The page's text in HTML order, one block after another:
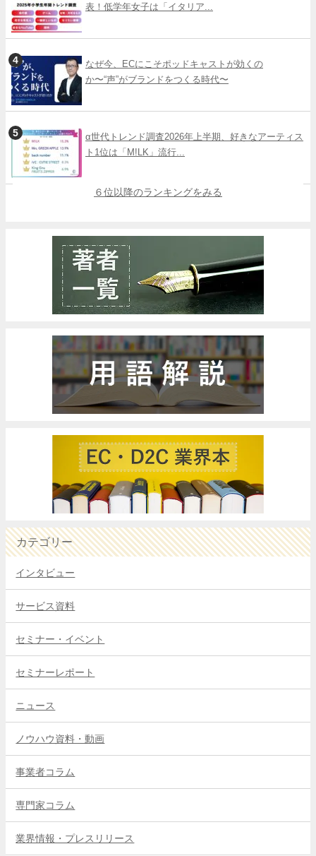
表！低学年女子は「イタリア...
なぜ今、ECにこそポッドキャストが効くの
か〜“声”がブランドをつくる時代〜
α世代トレンド調査2026年上半期、好きなアーティス
ト1位は「M!LK」流行...
６位以降のランキングをみる
カテゴリー
インタビュー
サービス資料
セミナー・イベント
セミナーレポート
ニュース
ノウハウ資料・動画
事業者コラム
専門家コラム
業界情報・プレスリリース